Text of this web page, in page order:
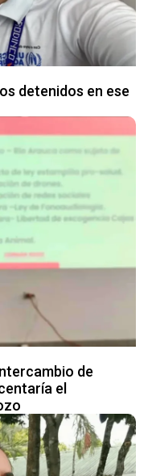
detenidos en ese
de
el